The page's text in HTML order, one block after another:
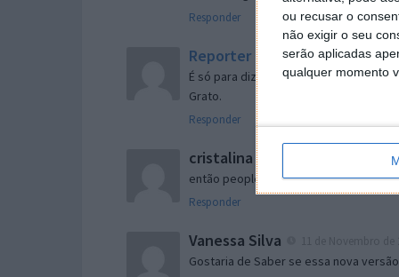
ou recusar o
não exigir o seu
serão aplicadas
qualquer momento
Responder
Reporter 7 de Novembro de 2005 às
É só para dizer que ainda não me
Grato.
Responder
cristalina 11 de Novembro de 2005
então people
Responder
Vanessa Silva
Gostaria de Saber se essa nova